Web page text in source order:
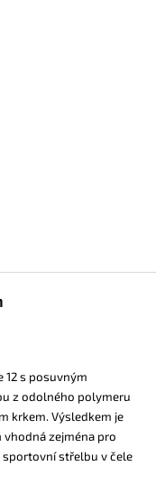
12 s posuvným
z odolného polymeru
krkem. Výsledkem je
zejména pro
sportovní střelbu v čele